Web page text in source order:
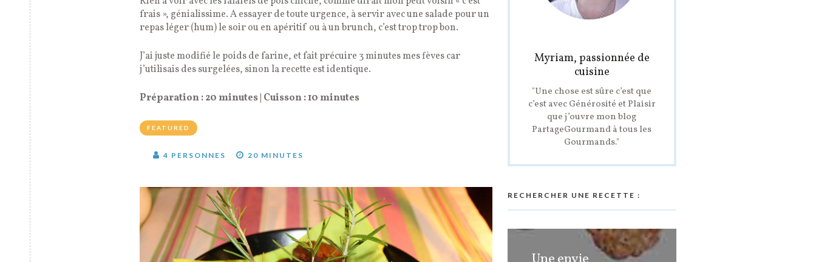
frais », génialissime. A essayer de toute urgence, à servir avec une salade pour un
repas léger (hum) le soir ou en apéritif ou à un brunch, c’est trop trop bon.
J’ai juste modifié le poids de farine, et fait précuire 3 minutes mes fèves car
j’utilisais des surgelées, sinon la recette est identique.
Préparation : 20 minutes | Cuisson : 10 minutes
FEATURED
4 PERSONNES 20 MINUTES
Myriam, passionnée de
cuisine
"Une chose est sûre c’est que
c’est avec Générosité et Plaisir
que j’ouvre mon blog
PartageGourmand à tous les
Gourmands."
RECHERCHER UNE RECETTE :